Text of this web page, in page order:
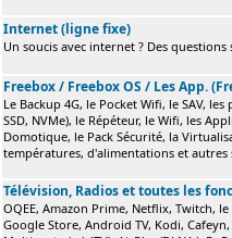
Internet (ligne fixe)
Un soucis avec internet ? Des questions
Freebox / Freebox OS / Les App.
Le Backup 4G, le Pocket Wifi, le SAV,
SSD, NVMe), le Répéteur, le Wifi, les
Domotique, le Pack Sécurité, la
températures, d'alimentations et autres
Télévision, Radios et toutes les
OQEE, Amazon Prime, Netflix, Twitch,
Google Store, Android TV, Kodi,